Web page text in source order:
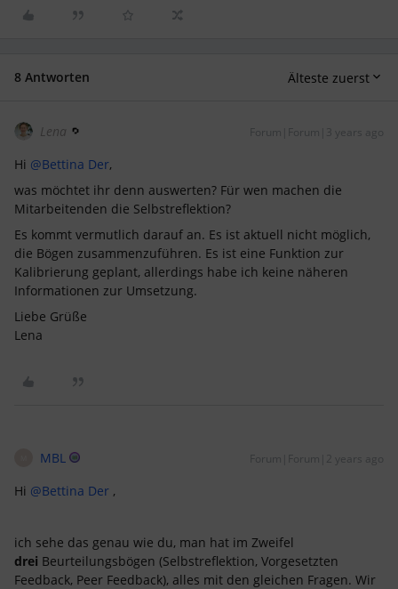
8 Antworten Älteste zuerst
Lena Forum|Forum|3 years ago
Hi @Bettina Der,
was möchtet ihr denn auswerten? Für wen machen die
Mitarbeitenden die Selbstreflektion?
Es kommt vermutlich darauf an. Es ist aktuell nicht möglich,
die Bögen zusammenzuführen. Es ist eine Funktion zur
Kalibrierung geplant, allerdings habe ich keine näheren
Informationen zur Umsetzung.
Liebe Grüße
Lena
MBL Forum|Forum|2 years ago
Hi @Bettina Der ,
ich sehe das genau wie du, man hat im Zweifel
drei Beurteilungsbögen (Selbstreflektion, Vorgesetzten
Feedback, Peer Feedback), alles mit den gleichen Fragen. Wir